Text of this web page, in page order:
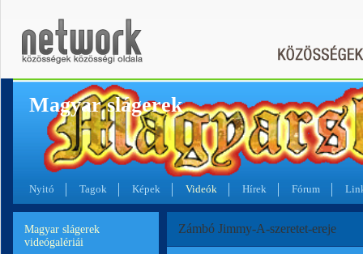
Magyar slágerek
Nyitó Tagok Képek Videók Hírek Fórum
Magyar slágerek
videógalériái
Zámbó Jimmy-A-szeretet-ereje